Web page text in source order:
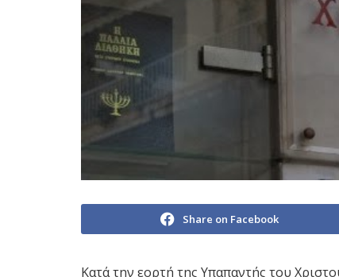
Share on Facebook
Κατά την εορτή της Υπαπαντής του